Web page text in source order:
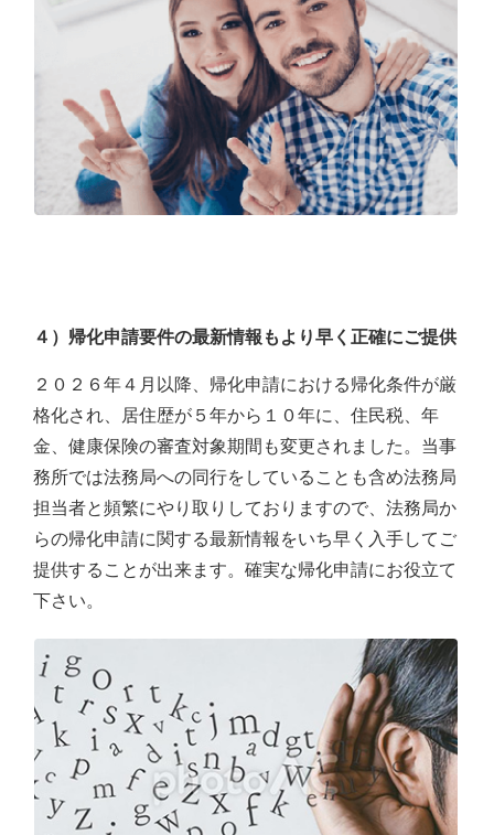
４）帰化申請要件の最新情報もより早く正確にご提供
２０２６年４月以降、帰化申請における帰化条件が厳
格化され、居住歴が５年から１０年に、住民税、年
金、健康保険の審査対象期間も変更されました。当事
務所では法務局への同行をしていることも含め法務局
担当者と頻繁にやり取りしておりますので、法務局か
らの帰化申請に関する最新情報をいち早く入手してご
提供することが出来ます。確実な帰化申請にお役立て
下さい。